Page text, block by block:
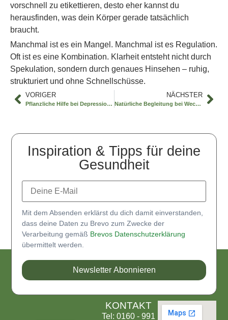
vorschnell zu etikettieren, desto eher kannst du
herausfinden, was dein Körper gerade tatsächlich
braucht.
Manchmal ist es ein Mangel. Manchmal ist es Regulation.
Oft ist es eine Kombination. Klarheit entsteht nicht durch
Spekulation, sondern durch genaues Hinsehen – ruhig,
strukturiert und ohne Schnellschüsse.
VORIGER
Pflanzliche Hilfe bei Depression verstehen
NÄCHSTER
Natürliche Begleitung bei Wechseljahre-Erschöpfung
Inspiration & Tipps für deine
Gesundheit
Mit dem Absenden erklärst du dich damit einverstanden,
dass deine Daten zu Brevo zum Zwecke der
Verarbeitung gemäß Brevos Datenschutzerklärung
übermittelt werden.
Newsletter Abonnieren
KONTAKT
Tel: 0160 - 991